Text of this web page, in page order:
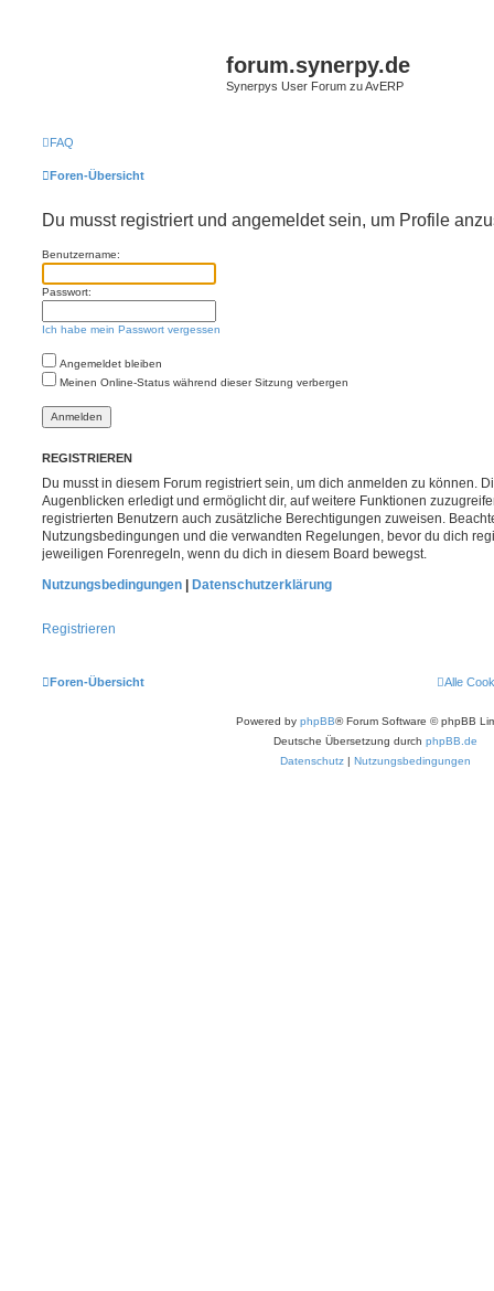
forum.synerpy.de
Synerpys User Forum zu AvERP
FAQ
Foren-Übersicht
Du musst registriert und angemeldet sein, um Profile
Benutzername:
Passwort:
Ich habe mein Passwort vergessen
Angemeldet bleiben
Meinen Online-Status während dieser Sitzung verbergen
REGISTRIEREN
Du musst in diesem Forum registriert sein, um dich anmelden zu können.
Augenblicken erledigt und ermöglicht dir, auf weitere Funktionen
registrierten Benutzern auch zusätzliche Berechtigungen zuweisen.
Nutzungsbedingungen und die verwandten Regelungen, bevor du dich
jeweiligen Forenregeln, wenn du dich in diesem Board bewegst.
Nutzungsbedingungen
Datenschutzerklärung
Registrieren
Foren-Übersicht Alle
Powered by phpBB® Forum Software © phpBB
Deutsche Übersetzung durch phpBB.de
Datenschutz | Nutzungsbedingungen